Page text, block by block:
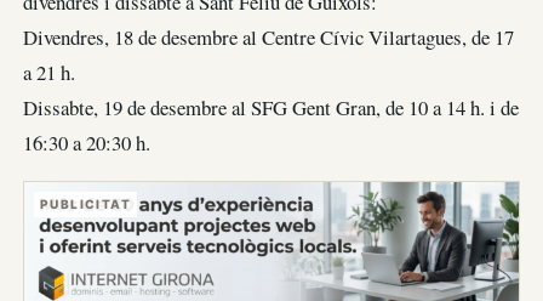
Divendres, 18 de desembre al Centre Cívic Vilartagues, de 17
a 21 h.
Dissabte, 19 de desembre al SFG Gent Gran, de 10 a 14 h. i de
16:30 a 20:30 h.
PUBLICITAT